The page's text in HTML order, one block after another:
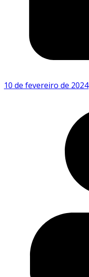
10 de fevereiro de 2024